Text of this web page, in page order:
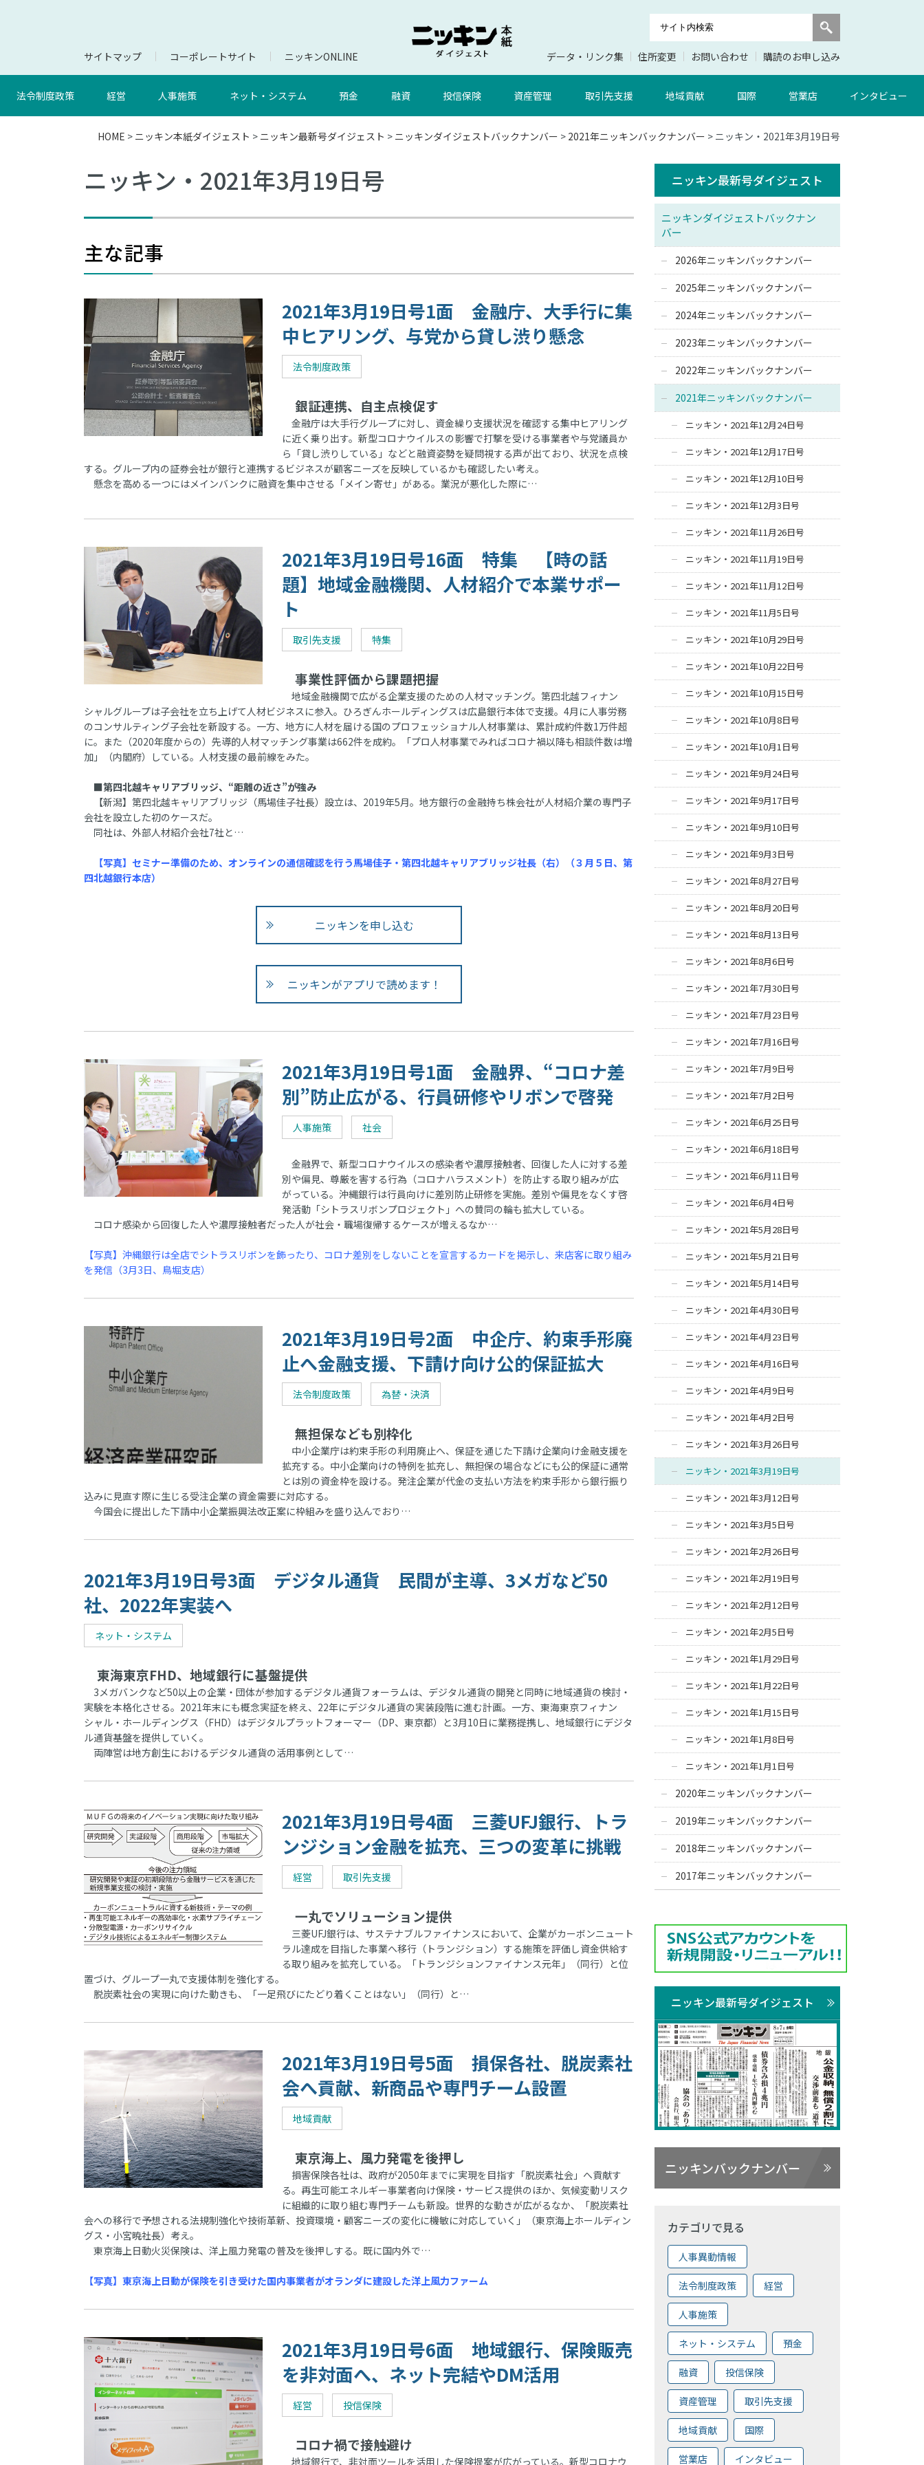
サイトマップ コーポレートサイト ニッキンONLINE データ・リンク集 住所変更 お問い合わせ 購読のお申し込み
法令制度政策 経営 人事施策 ネット・システム 預金 融資 投信保険 資産管理 取引先支援 地域貢献 国際 営業店 インタビュー
HOME > ニッキン本紙ダイジェスト > ニッキン最新号ダイジェスト > ニッキンダイジェストバックナンバー > 2021年ニッキンバックナンバー > ニッキン・2021年3月19日号
ニッキン・2021年3月19日号
主な記事
2021年3月19日号1面 金融庁、大手行に集
中ヒアリング、与党から貸し渋り懸念
法令制度政策
銀証連携、自主点検促す
金融庁は大手行グループに対し、資金繰り支援状況を確認する集中ヒアリング
に近く乗り出す。新型コロナウイルスの影響で打撃を受ける事業者や与党議員か
ら「貸し渋りしている」などと融資姿勢を疑問視する声が出ており、状況を点検
する。グループ内の証券会社が銀行と連携するビジネスが顧客ニーズを反映しているかも確認したい考え。
懸念を高める一つにはメインバンクに融資を集中させる「メイン寄せ」がある。業況が悪化した際に…
2021年3月19日号16面 特集 【時の話
題】地域金融機関、人材紹介で本業サポー
ト
取引先支援 特集
事業性評価から課題把握
地域金融機関で広がる企業支援のための人材マッチング。第四北越フィナン
シャルグループは子会社を立ち上げて人材ビジネスに参入。ひろぎんホールディングスは広島銀行本体で支援。4月に人事労務
のコンサルティング子会社を新設する。一方、地方に人材を届ける国のプロフェッショナル人材事業は、累計成約件数1万件超
に。また（2020年度からの）先導的人材マッチング事業は662件を成約。「プロ人材事業でみればコロナ禍以降も相談件数は増
加」（内閣府）している。人材支援の最前線をみた。
■第四北越キャリアブリッジ、“距離の近さ”が強み
【新潟】第四北越キャリアブリッジ（馬場佳子社長）設立は、2019年5月。地方銀行の金融持ち株会社が人材紹介業の専門子
会社を設立した初のケースだ。
同社は、外部人材紹介会社7社と…
【写真】セミナー準備のため、オンラインの通信確認を行う馬場佳子・第四北越キャリアブリッジ社長（右）（３月５日、第
四北越銀行本店）
ニッキンを申し込む
ニッキンがアプリで読めます！
2021年3月19日号1面 金融界、“コロナ差
別”防止広がる、行員研修やリボンで啓発
人事施策 社会
金融界で、新型コロナウイルスの感染者や濃厚接触者、回復した人に対する差
別や偏見、尊厳を害する行為（コロナハラスメント）を防止する取り組みが広
がっている。沖縄銀行は行員向けに差別防止研修を実施。差別や偏見をなくす啓
発活動「シトラスリボンプロジェクト」への賛同の輪も拡大している。
コロナ感染から回復した人や濃厚接触者だった人が社会・職場復帰するケースが増えるなか…
【写真】沖縄銀行は全店でシトラスリボンを飾ったり、コロナ差別をしないことを宣言するカードを掲示し、来店客に取り組み
を発信（3月3日、鳥堀支店）
2021年3月19日号2面 中企庁、約束手形廃
止へ金融支援、下請け向け公的保証拡大
法令制度政策 為替・決済
無担保なども別枠化
中小企業庁は約束手形の利用廃止へ、保証を通じた下請け企業向け金融支援を
拡充する。中小企業向けの特例を拡充し、無担保の場合などにも公的保証に通常
とは別の資金枠を設ける。発注企業が代金の支払い方法を約束手形から銀行振り
込みに見直す際に生じる受注企業の資金需要に対応する。
今国会に提出した下請中小企業振興法改正案に枠組みを盛り込んでおり…
2021年3月19日号3面 デジタル通貨 民間が主導、3メガなど50
社、2022年実装へ
ネット・システム
東海東京FHD、地域銀行に基盤提供
3メガバンクなど50以上の企業・団体が参加するデジタル通貨フォーラムは、デジタル通貨の開発と同時に地域通貨の検討・
実験を本格化させる。2021年末にも概念実証を終え、22年にデジタル通貨の実装段階に進む計画。一方、東海東京フィナン
シャル・ホールディングス（FHD）はデジタルプラットフォーマー（DP、東京都）と3月10日に業務提携し、地域銀行にデジタ
ル通貨基盤を提供していく。
両陣営は地方創生におけるデジタル通貨の活用事例として…
2021年3月19日号4面 三菱UFJ銀行、トラ
ンジション金融を拡充、三つの変革に挑戦
経営 取引先支援
一丸でソリューション提供
三菱UFJ銀行は、サステナブルファイナンスにおいて、企業がカーボンニュート
ラル達成を目指した事業へ移行（トランジション）する施策を評価し資金供給す
る取り組みを拡充している。「トランジションファイナンス元年」（同行）と位
置づけ、グループ一丸で支援体制を強化する。
脱炭素社会の実現に向けた動きも、「一足飛びにたどり着くことはない」（同行）と…
2021年3月19日号5面 損保各社、脱炭素社
会へ貢献、新商品や専門チーム設置
地域貢献
東京海上、風力発電を後押し
損害保険各社は、政府が2050年までに実現を目指す「脱炭素社会」へ貢献す
る。再生可能エネルギー事業者向け保険・サービス提供のほか、気候変動リスク
に組織的に取り組む専門チームも新設。世界的な動きが広がるなか、「脱炭素社
会への移行で予想される法規制強化や技術革新、投資環境・顧客ニーズの変化に機敏に対応していく」（東京海上ホールディン
グス・小宮暁社長）考え。
東京海上日動火災保険は、洋上風力発電の普及を後押しする。既に国内外で…
【写真】東京海上日動が保険を引き受けた国内事業者がオランダに建設した洋上風力ファーム
2021年3月19日号6面 地域銀行、保険販売
を非対面へ、ネット完結やDM活用
経営 投信保険
コロナ禍で接触避け
地域銀行で、非対面ツールを活用した保険提案が広がっている。新型コロナウ
ニッキン最新号ダイジェスト
ニッキンダイジェストバックナン
バー
2026年ニッキンバックナンバー
2025年ニッキンバックナンバー
2024年ニッキンバックナンバー
2023年ニッキンバックナンバー
2022年ニッキンバックナンバー
2021年ニッキンバックナンバー
ニッキン・2021年12月24日号
ニッキン・2021年12月17日号
ニッキン・2021年12月10日号
ニッキン・2021年12月3日号
ニッキン・2021年11月26日号
ニッキン・2021年11月19日号
ニッキン・2021年11月12日号
ニッキン・2021年11月5日号
ニッキン・2021年10月29日号
ニッキン・2021年10月22日号
ニッキン・2021年10月15日号
ニッキン・2021年10月8日号
ニッキン・2021年10月1日号
ニッキン・2021年9月24日号
ニッキン・2021年9月17日号
ニッキン・2021年9月10日号
ニッキン・2021年9月3日号
ニッキン・2021年8月27日号
ニッキン・2021年8月20日号
ニッキン・2021年8月13日号
ニッキン・2021年8月6日号
ニッキン・2021年7月30日号
ニッキン・2021年7月23日号
ニッキン・2021年7月16日号
ニッキン・2021年7月9日号
ニッキン・2021年7月2日号
ニッキン・2021年6月25日号
ニッキン・2021年6月18日号
ニッキン・2021年6月11日号
ニッキン・2021年6月4日号
ニッキン・2021年5月28日号
ニッキン・2021年5月21日号
ニッキン・2021年5月14日号
ニッキン・2021年4月30日号
ニッキン・2021年4月23日号
ニッキン・2021年4月16日号
ニッキン・2021年4月9日号
ニッキン・2021年4月2日号
ニッキン・2021年3月26日号
ニッキン・2021年3月19日号
ニッキン・2021年3月12日号
ニッキン・2021年3月5日号
ニッキン・2021年2月26日号
ニッキン・2021年2月19日号
ニッキン・2021年2月12日号
ニッキン・2021年2月5日号
ニッキン・2021年1月29日号
ニッキン・2021年1月22日号
ニッキン・2021年1月15日号
ニッキン・2021年1月8日号
ニッキン・2021年1月1日号
2020年ニッキンバックナンバー
2019年ニッキンバックナンバー
2018年ニッキンバックナンバー
2017年ニッキンバックナンバー
ニッキン最新号ダイジェスト
ニッキンバックナンバー
カテゴリで見る
人事異動情報
法令制度政策 経営
人事施策
ネット・システム 預金
融資 投信保険
資産管理 取引先支援
地域貢献 国際
営業店 インタビュー